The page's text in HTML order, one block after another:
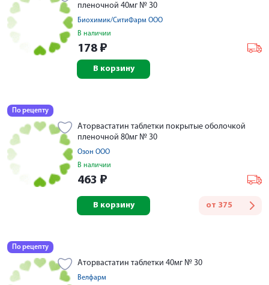
пленочной 40мг № 30
Биохимик/СитиФарм ООО
В наличии
178 ₽
В корзину
По рецепту
Аторвастатин таблетки покрытые оболочкой
пленочной 80мг № 30
Озон ООО
В наличии
463 ₽
от 375
В корзину
По рецепту
Аторвастатин таблетки 40мг № 30
Велфарм